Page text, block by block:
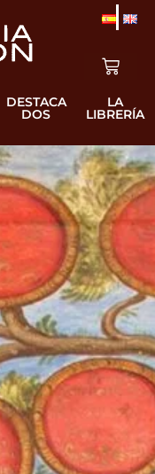
DESTACA
DOS
LA
LIBRERÍA